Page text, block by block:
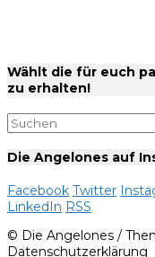
Wählt die für euch
zu erhalten!
Die Angelones auf
Facebook Twitter
LinkedIn RSS
© Die Angelones /
Datenschutzerklärung